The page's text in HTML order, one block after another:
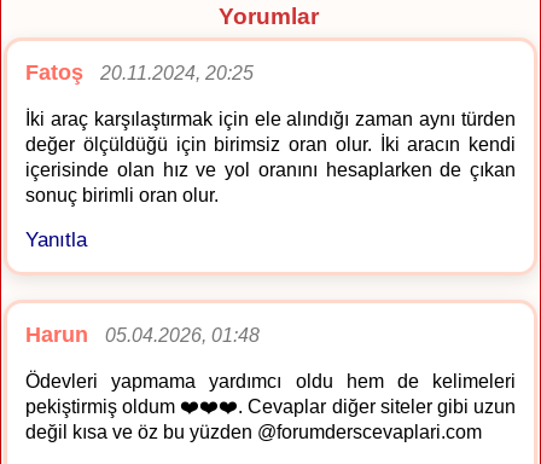
Yorumlar
Fatoş 20.11.2024, 20:25
İki araç karşılaştırmak için ele alındığı zaman aynı türden
değer ölçüldüğü için birimsiz oran olur. İki aracın kendi
içerisinde olan hız ve yol oranını hesaplarken de çıkan
sonuç birimli oran olur.
Yanıtla
Harun 05.04.2026, 01:48
Ödevleri yapmama yardımcı oldu hem de kelimeleri
pekiştirmiş oldum ❤️❤️❤️. Cevaplar diğer siteler gibi uzun
değil kısa ve öz bu yüzden @forumderscevaplari.com